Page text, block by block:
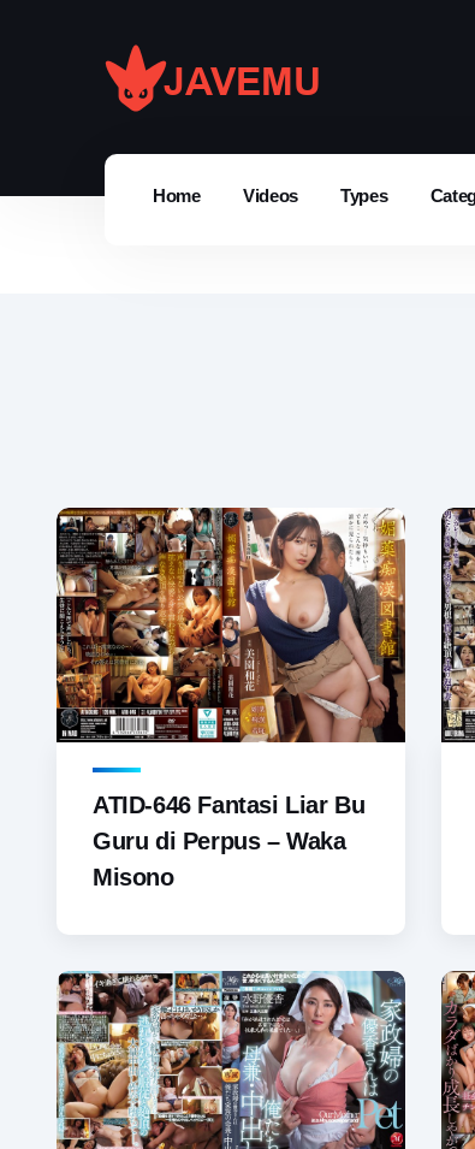
Home Videos Types
ATID-646 Fantasi Liar Bu
Guru di Perpus – Waka
Misono